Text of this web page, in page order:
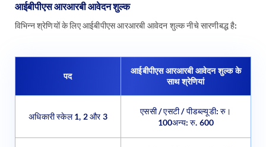
आईबीपीएस आरआरबी आवेदन शुल्क
विभिन्न श्रेणियों के लिए आईबीपीएस आरआरबी आवेदन शुल्क नीचे सारणीबद्ध है:
पद
आईबीपीएस आरआरबी आवेदन शुल्क के
साथ श्रेणियां
अधिकारी स्केल 1, 2 और 3
एससी / एसटी / पीडब्ल्यूडी: रु।
100अन्य: रु. 600